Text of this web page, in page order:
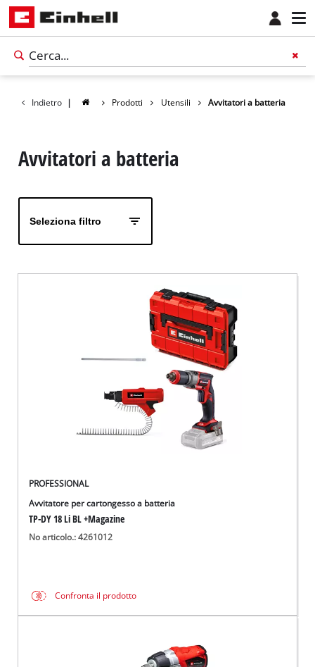
Indietro | Prodotti Utensili Avvitatori a batteria
Avvitatori a batteria
Seleziona filtro
PROFESSIONAL
Avvitatore per cartongesso a batteria
TP-DY 18 Li BL +Magazine
No articolo.: 4261012
Confronta il prodotto